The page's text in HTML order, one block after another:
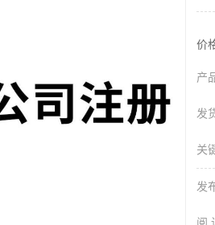
价
产
发
关
发